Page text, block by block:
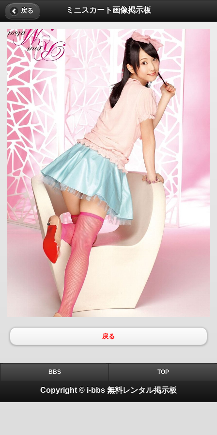
戻る ミニスカート画像掲示板
戻る
BBS TOP
Copyright © i-bbs 無料レンタル掲示板